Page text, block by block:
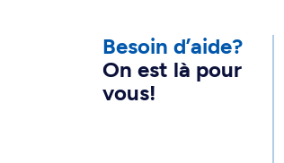
Besoin d’aide?
On est là pour
vous!